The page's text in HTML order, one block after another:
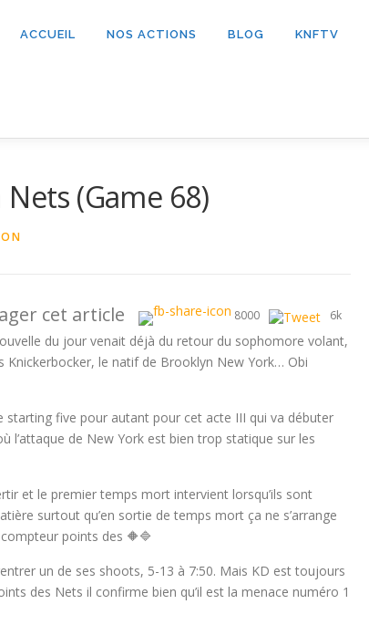
ACCUEIL NOS ACTIONS BLOG KNFTV
(Game 68)
cet article 8000 6k
du jour venait déjà du retour du sophomore volant,
Knickerbocker, le natif de Brooklyn New York… Obi
five pour autant pour cet acte III qui va débuter
l’attaque de New York est bien trop statique sur les
et le premier temps mort intervient lorsqu’ils sont
surtout qu’en sortie de temps mort ça ne s’arrange
points des 🔶🔷
un de ses shoots, 5-13 à 7:50. Mais KD est toujours
des Nets il confirme bien qu’il est la menace numéro 1